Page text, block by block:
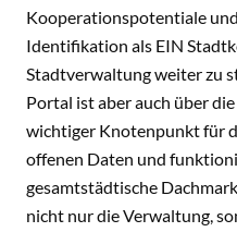
Kooperationspotentiale
Identifikation als EIN
Stadtverwaltung weiter zu
Portal ist aber auch über
wichtiger Knotenpunkt für
offenen Daten und
gesamtstädtische
nicht nur die Verwaltung,